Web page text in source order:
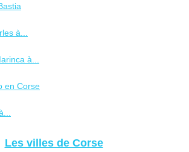
à...
à...
en Corse
Les villes de Corse